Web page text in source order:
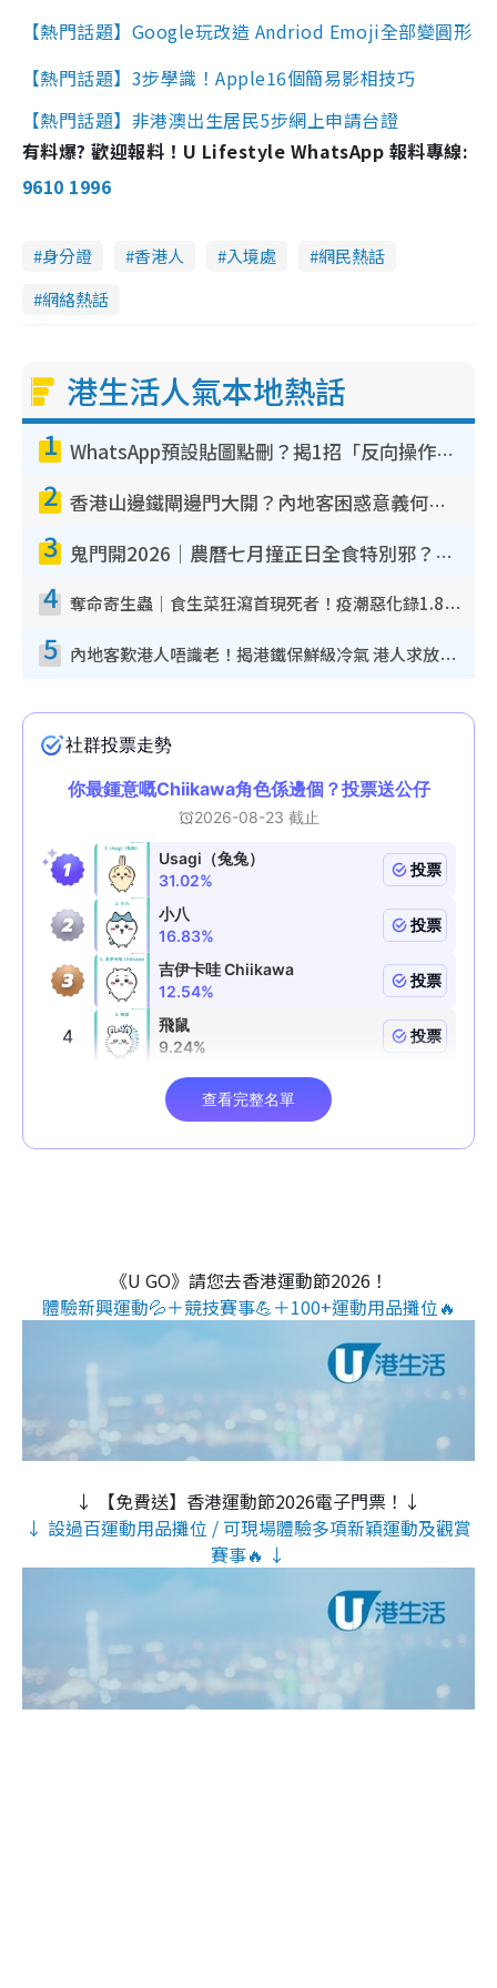
【熱門話題】Google玩改造 Andriod Emoji全部變圓形
【熱門話題】3步學識！Apple16個簡易影相技巧
【熱門話題】非港澳出生居民5步網上申請台證
有料爆? 歡迎報料！U Lifestyle WhatsApp 報料專線:
9610 1996
身分證 香港人 入境處
網民熱話
網絡熱話
港生活人氣本地熱話
1 WhatsApp預設貼圖點刪？揭1招「反向操作」還原簡潔介面 附3步實測教學
2 香港山邊鐵閘邊門大開？內地客困惑意義何在！網民神回覆：呢種叫法理性防禦
3 鬼門開2026｜農曆七月撞正日全食特別邪？專家警告切忌做一事！揭4大禁忌+2招保平安
4 奪命寄生蟲｜食生菜狂瀉首現死者！疫潮惡化錄1.8萬宗病例 揭洗菜3大謬誤
5 內地客歎港人唔識老！揭港鐵保鮮級冷氣 港人求放過：咪投訴
《U GO》請您去香港運動節2026！
體驗新興運動💦＋競技賽事💪＋100+運動用品攤位🔥
↓ 【免費送】香港運動節2026電子門票！↓
↓ 設過百運動用品攤位 / 可現場體驗多項新穎運動及觀賞
賽事🔥 ↓